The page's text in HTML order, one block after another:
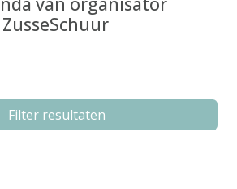
ZusseSchuur
Filter resultaten